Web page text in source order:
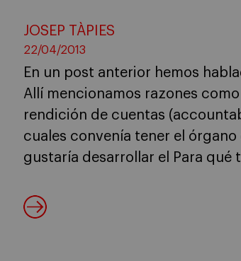
JOSEP TÀPIES
22/04/2013
En un post anterior hemos
Allí mencionamos razones
rendición de cuentas
cuales convenía tener el
gustaría desarrollar el Para qué